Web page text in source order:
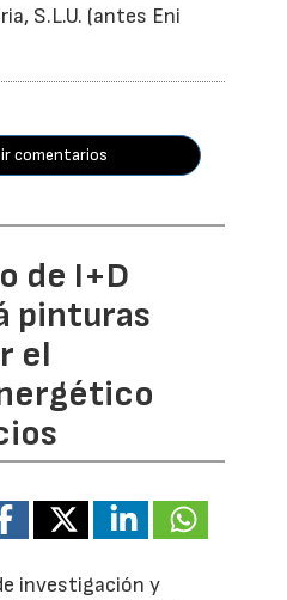
S.L.U. (antes Eni
comentarios
de I+D
pinturas
el
investigación y